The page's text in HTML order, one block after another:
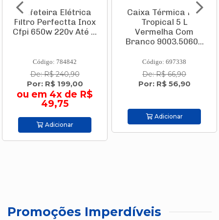
Cafeteira Elétrica
Filtro Perfectta Inox
Cfpi 650w 220v Até ...
Código: 784842
De: R$ 240,90
Por: R$ 199,00
ou em 4x de R$
49,75
Adicionar
Caixa Térmica Pvc
Tropical 5 L
Vermelha Com
Branco 9003.5060...
Código: 697338
De: R$ 66,90
Por: R$ 56,90
Adicionar
Promoções Imperdíveis